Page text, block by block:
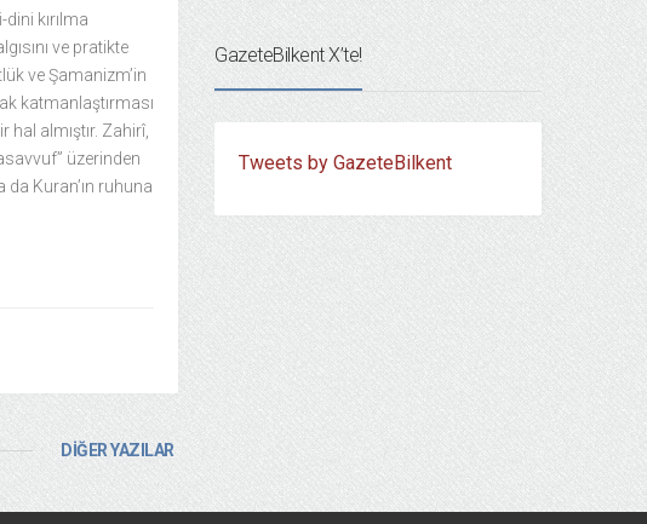
kırılma
ve pratikte
ve Şamanizm’in
katmanlaştırması
almıştır. Zahirî,
üzerinden
Kuran’ın ruhuna
DİĞER YAZILAR
GazeteBilkent X’te!
Tweets by GazeteBilkent